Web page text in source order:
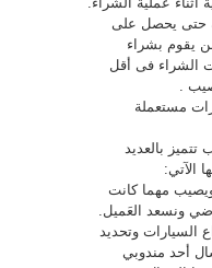
حتى يحصل على
يقوم بشراء
الشراء فى أقل
.
مستعملة
بالعديد
الآتي:
مهما كانت
ونسعد العَميل.
السيارات وتحديد
أحد مندوبي